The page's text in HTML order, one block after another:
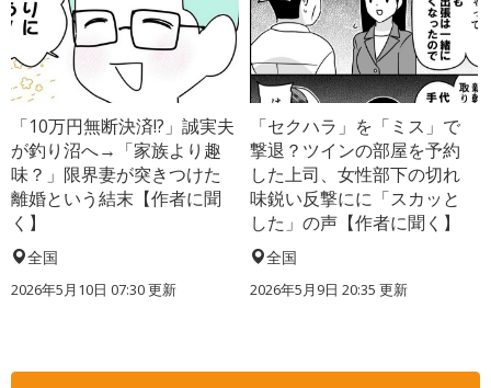
「10万円無断決済!?」誠実夫
が釣り沼へ→「家族より趣
味？」限界妻が突きつけた
離婚という結末【作者に聞
く】
全国
2026年5月10日 07:30 更新
「セクハラ」を「ミス」で
撃退？ツインの部屋を予約
した上司、女性部下の切れ
味鋭い反撃にに「スカッと
した」の声【作者に聞く】
全国
2026年5月9日 20:35 更新